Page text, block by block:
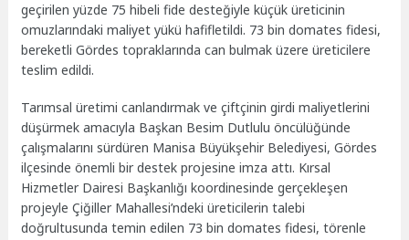
geçirilen yüzde 75 hibeli fide desteğiyle küçük üreticinin
omuzlarındaki maliyet yükü hafifletildi. 73 bin domates fidesi,
bereketli Gördes topraklarında can bulmak üzere üreticilere
teslim edildi.
Tarımsal üretimi canlandırmak ve çiftçinin girdi maliyetlerini
düşürmek amacıyla Başkan Besim Dutlulu öncülüğünde
çalışmalarını sürdüren Manisa Büyükşehir Belediyesi, Gördes
ilçesinde önemli bir destek projesine imza attı. Kırsal
Hizmetler Dairesi Başkanlığı koordinesinde gerçekleşen
projeyle Çiğiller Mahallesi’ndeki üreticilerin talebi
doğrultusunda temin edilen 73 bin domates fidesi, törenle